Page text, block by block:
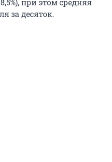
при этом средняя
за десяток.